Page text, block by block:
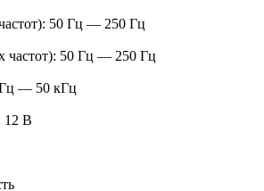
50 Гц — 250 Гц
частот): 50 Гц — 250 Гц
Гц — 50 кГц
12 В